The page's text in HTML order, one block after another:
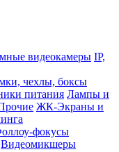
видеокамеры IP,
чехлы, боксы
питания Лампы и
ЖК-Экраны и
фокусы
Видеомикшеры